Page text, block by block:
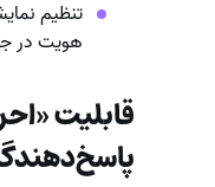
تنظیم
هویت در
قابلیت